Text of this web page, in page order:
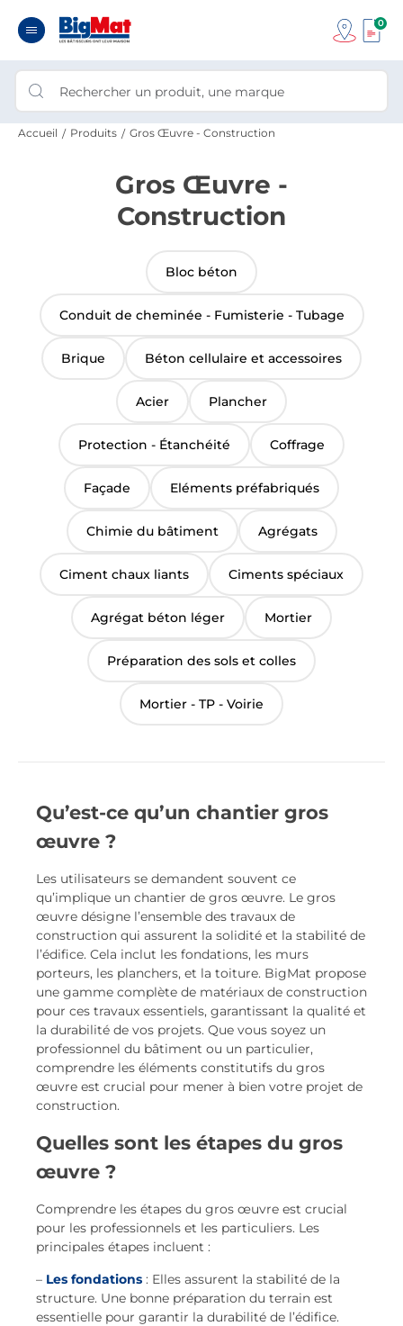
0
Accueil Produits Gros Œuvre - Construction
Gros Œuvre -
Construction
Bloc béton
Conduit de cheminée - Fumisterie - Tubage
Brique Béton cellulaire et accessoires
Acier Plancher
Protection - Étanchéité Coffrage
Façade Eléments préfabriqués
Chimie du bâtiment Agrégats
Ciment chaux liants Ciments spéciaux
Agrégat béton léger Mortier
Préparation des sols et colles
Mortier - TP - Voirie
Qu’est-ce qu’un chantier gros
œuvre ?
Les utilisateurs se demandent souvent ce
qu’implique un chantier de gros œuvre. Le gros
œuvre désigne l’ensemble des travaux de
construction qui assurent la solidité et la stabilité de
l’édifice. Cela inclut les fondations, les murs
porteurs, les planchers, et la toiture. BigMat propose
une gamme complète de matériaux de construction
pour ces travaux essentiels, garantissant la qualité et
la durabilité de vos projets. Que vous soyez un
professionnel du bâtiment ou un particulier,
comprendre les éléments constitutifs du gros
œuvre est crucial pour mener à bien votre projet de
construction.
Quelles sont les étapes du gros
œuvre ?
Comprendre les étapes du gros œuvre est crucial
pour les professionnels et les particuliers. Les
principales étapes incluent :
– Les fondations : Elles assurent la stabilité de la
structure. Une bonne préparation du terrain est
essentielle pour garantir la durabilité de l’édifice.